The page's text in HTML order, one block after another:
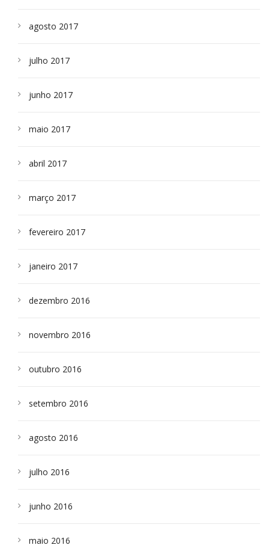
agosto 2017
julho 2017
junho 2017
maio 2017
abril 2017
março 2017
fevereiro 2017
janeiro 2017
dezembro 2016
novembro 2016
outubro 2016
setembro 2016
agosto 2016
julho 2016
junho 2016
maio 2016